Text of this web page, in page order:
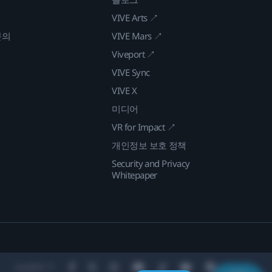
VIVE Arts ↗
VIVE Mars ↗
Viveport ↗
VIVE Sync
VIVE X
미디어
VR for Impact ↗
개인정보 보호 정책
Security and Privacy
Whitepaper